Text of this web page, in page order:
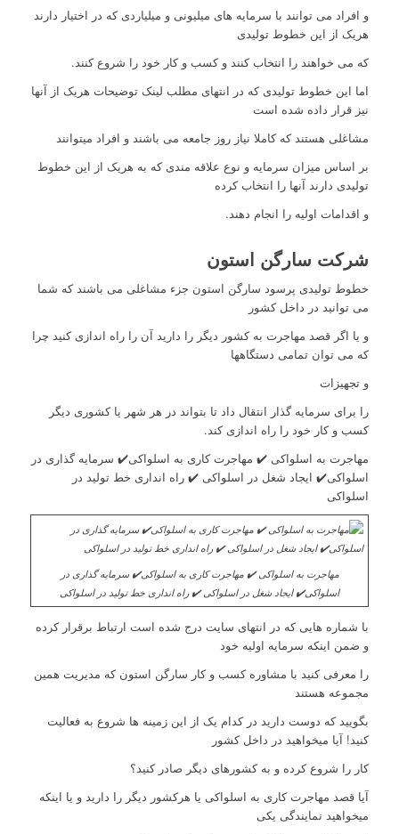
و افراد می توانند با سرمایه های میلیونی و میلیاردی که در اختیار دارند
هریک از این خطوط تولیدی
که می خواهند را انتخاب کنند و کسب و کار خود را شروع کنند.
اما این خطوط تولیدی که در انتهای مطلب لینک توضیحات هریک از آنها
نیز قرار داده شده است
مشاغلی هستند که کاملا نیاز روز جامعه می باشند و افراد میتوانند
بر اساس میزان سرمایه و نوع علاقه مندی که به هریک از این خطوط
تولیدی دارند آنها را انتخاب کرده
و اقدامات اولیه را انجام دهند.
شرکت سارگن استون
خطوط تولیدی پرسود سارگن استون جزء مشاغلی می باشند که شما
می توانید در داخل کشور
و یا اگر قصد مهاجرت به کشور دیگر را دارید آن را راه اندازی کنید چرا
که می توان تمامی دستگاهها
و تجهیزات
را برای سرمایه گذار انتقال داد تا بتواند در هر شهر یا کشوری دیگر
کسب و کار خود را راه اندازی کند.
مهاجرت به اسلواکی ✔️ مهاجرت کاری به اسلواکی✔️ سرمایه گذاری در
اسلواکی✔️ ایجاد شغل در اسلواکی ✔️ راه انداری خط تولید در
اسلواکی
مهاجرت به اسلواکی ✔️ مهاجرت کاری به اسلواکی✔️ سرمایه گذاری در
اسلواکی✔️ ایجاد شغل در اسلواکی ✔️ راه انداری خط تولید در اسلواکی
با شماره هایی که در انتهای سایت درج شده است ارتباط برقرار کرده
و ضمن اینکه سرمایه اولیه خود
را معرفی کنید با مشاوره کسب و کار سارگن استون که مدیریت همین
مجموعه هستند
بگویید که دوست دارید در کدام یک از این زمینه ها شروع به فعالیت
کنید! آیا میخواهید در داخل کشور
کار را شروع کرده و به کشورهای دیگر صادر کنید؟
آیا قصد مهاجرت کاری به اسلواکی یا هرکشور دیگر را دارید و یا اینکه
میخواهید نمایندگی یکی